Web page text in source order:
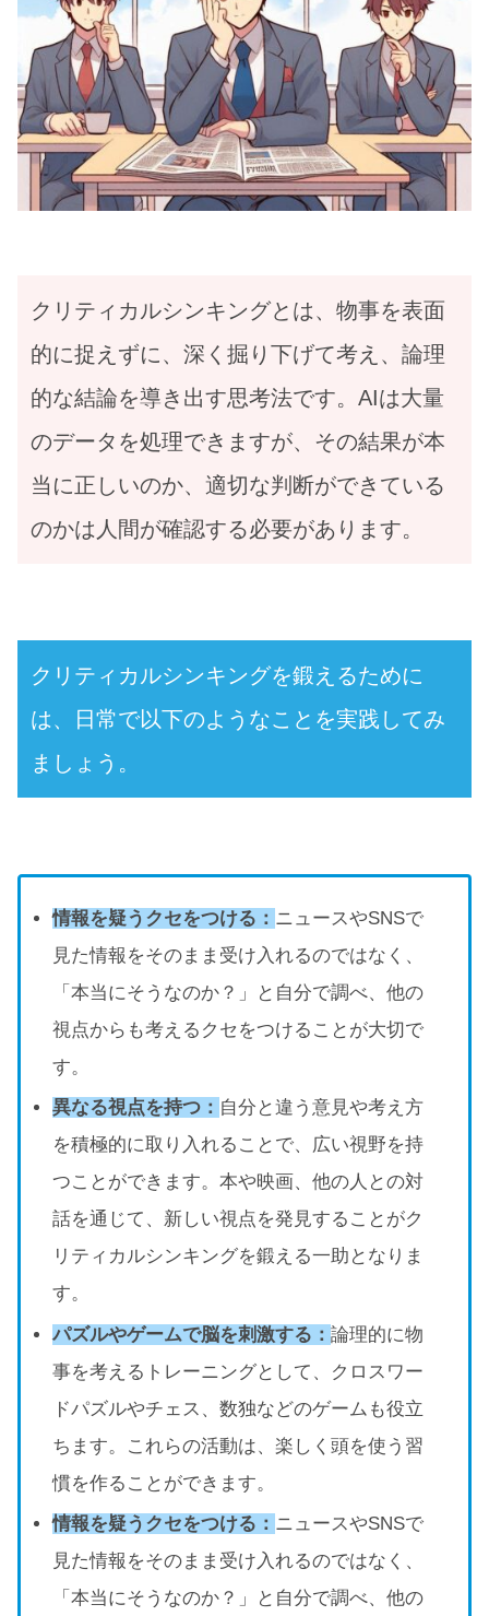
クリティカルシンキングとは、物事を表面
的に捉えずに、深く掘り下げて考え、論理
的な結論を導き出す思考法です。AIは大量
のデータを処理できますが、その結果が本
当に正しいのか、適切な判断ができている
のかは人間が確認する必要があります。
クリティカルシンキングを鍛えるために
は、日常で以下のようなことを実践してみ
ましょう。
情報を疑うクセをつける： ニュースやSNSで
見た情報をそのまま受け入れるのではなく、
「本当にそうなのか？」と自分で調べ、他の
視点からも考えるクセをつけることが大切で
す。
異なる視点を持つ： 自分と違う意見や考え方
を積極的に取り入れることで、広い視野を持
つことができます。本や映画、他の人との対
話を通じて、新しい視点を発見することがク
リティカルシンキングを鍛える一助となりま
す。
パズルやゲームで脳を刺激する：論理的に物
事を考えるトレーニングとして、クロスワー
ドパズルやチェス、数独などのゲームも役立
ちます。これらの活動は、楽しく頭を使う習
慣を作ることができます。
情報を疑うクセをつける： ニュースやSNSで
見た情報をそのまま受け入れるのではなく、
「本当にそうなのか？」と自分で調べ、他の